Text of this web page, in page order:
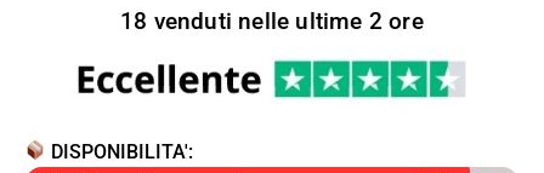
18 venduti nelle ultime 2 ore
DISPONIBILITA':